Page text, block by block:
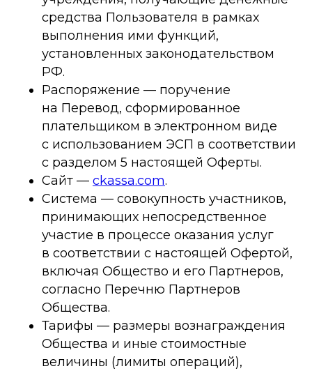
средства Пользователя в рамках
выполнения ими функций,
установленных законодательством
РФ.
Распоряжение — поручение
на Перевод, сформированное
плательщиком в электронном виде
с использованием ЭСП в соответствии
с разделом 5 настоящей Оферты.
Cайт — ckassa.com.
Система — совокупность участников,
принимающих непосредственное
участие в процессе оказания услуг
в соответствии с настоящей Офертой,
включая Общество и его Партнеров,
согласно Перечню Партнеров
Общества.
Тарифы — размеры вознаграждения
Общества и иные стоимостные
величины (лимиты операций),